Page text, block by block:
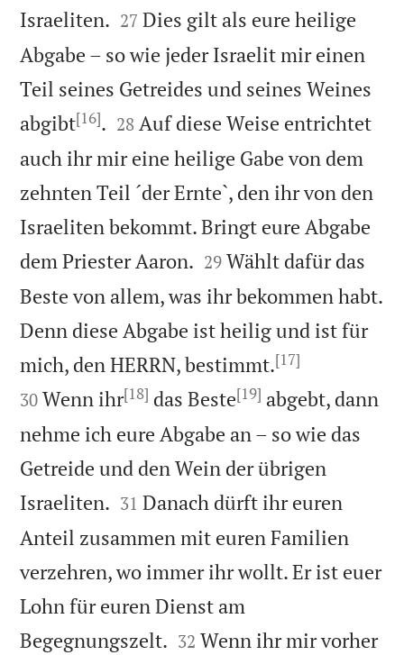
Israeliten. 

27 Dies gilt als eure heilige
Abgabe – so wie jeder Israelit mir einen
Teil seines Getreides und seines Weines
abgibt[16]. 

28 Auf diese Weise entrichtet
auch ihr mir eine heilige Gabe von dem
zehnten Teil ´der Ernte`, den ihr von den
Israeliten bekommt. Bringt eure Abgabe
dem Priester Aaron. 

29 Wählt dafür das
Beste von allem, was ihr bekommen habt.
Denn diese Abgabe ist heilig und ist für
mich, den HERRN, bestimmt.[17]
30 Wenn ihr[18] das Beste[19] abgebt, dann
nehme ich eure Abgabe an – so wie das
Getreide und den Wein der übrigen
Israeliten. 

31 Danach dürft ihr euren
Anteil zusammen mit euren Familien
verzehren, wo immer ihr wollt. Er ist euer
Lohn für euren Dienst am
Begegnungszelt. 

32 Wenn ihr mir vorher